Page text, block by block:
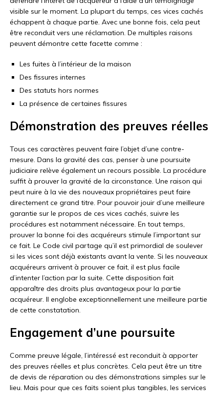
visible sur le moment. La plupart du temps, ces vices cachés
échappent à chaque partie. Avec une bonne fois, cela peut
être reconduit vers une réclamation. De multiples raisons
peuvent démontre cette facette comme :
Les fuites à l’intérieur de la maison
Des fissures internes
Des statuts hors normes
La présence de certaines fissures
Démonstration des preuves réelles
Tous ces caractères peuvent faire l’objet d’une contre-
mesure. Dans la gravité des cas, penser à une poursuite
judiciaire relève également un recours possible. La procédure
suffit à prouver la gravité de la circonstance. Une raison qui
peut nuire à la vie des nouveaux propriétaires peut faire
directement ce grand titre. Pour pouvoir jouir d’une meilleure
garantie sur le propos de ces vices cachés, suivre les
procédures est notamment nécessaire. En tout temps,
prouver la bonne foi des acquéreurs stimule l’important sur
ce fait. Le Code civil partage qu’il est primordial de soulever
si les vices sont déjà existants avant la vente. Si les nouveaux
acquéreurs arrivent à prouver ce fait, il est plus facile
d’intenter l’action par la suite. Cette disposition fait
apparaître des droits plus avantageux pour la partie
acquéreur. Il englobe exceptionnellement une meilleure partie
de cette constatation.
Engagement d’une poursuite
Comme preuve légale, l’intéressé est reconduit à apporter
des preuves réelles et plus concrètes. Cela peut être un titre
de devis de réparation ou des démonstrations simples sur le
lieu. Mais pour que ces faits soient plus tangibles, les services